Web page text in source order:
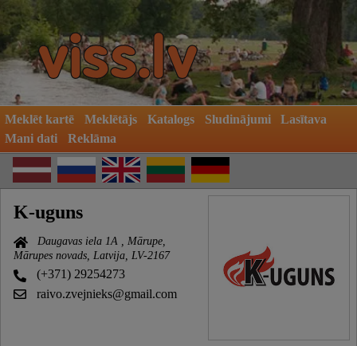
Meklēt kartē Meklētājs Katalogs Sludinājumi
Lasītava
Mani dati
Reklāma
K-uguns
Daugavas iela 1A , Mārupe,
Mārupes novads, Latvija, LV-2167
(+371) 29254273
raivo.zvejnieks@gmail.com